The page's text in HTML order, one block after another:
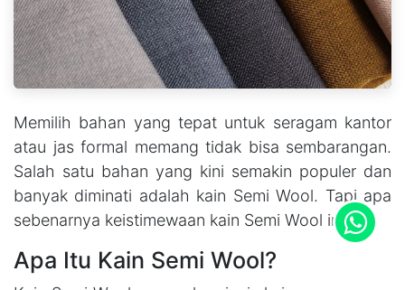
Memilih bahan yang tepat untuk seragam kantor
atau jas formal memang tidak bisa sembarangan.
Salah satu bahan yang kini semakin populer dan
banyak diminati adalah kain Semi Wool. Tapi apa
sebenarnya keistimewaan kain Semi Wool ini?
Apa Itu Kain Semi Wool?